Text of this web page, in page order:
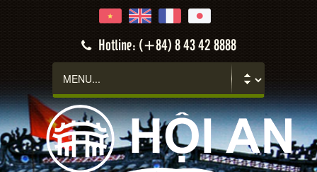
Hotline: (+84) 8 43 42 8888